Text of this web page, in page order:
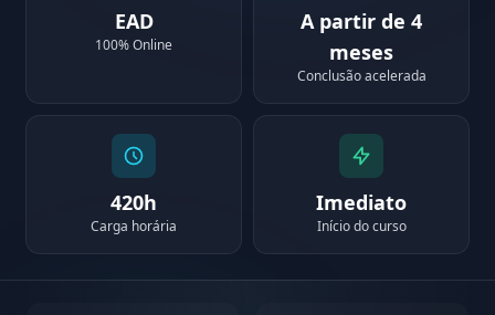
EAD
100% Online
A partir de 4
meses
Conclusão acelerada
420h
Carga horária
Imediato
Início do curso